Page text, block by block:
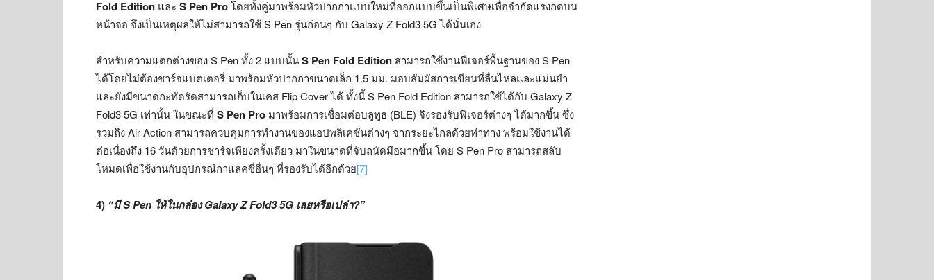
Fold Edition และ S Pen Proโดยทั้งคู่มาพร้อมหัวปากกาแบบใหม่ที่ออกแบบขึ้นเป็นพิเศษเพื่อจำกัดแรงกดบน
หน้าจอ จึงเป็นเหตุผลให้ไม่สามารถใช้ S Pen รุ่นก่อนๆ กับ Galaxy Z Fold3 5G ได้นั่นเอง
สำหรับความแตกต่างของ S Pen ทั้ง 2 แบบนั้นS Pen Fold Edition สามารถใช้งานฟีเจอร์พื้นฐานของ S Pen
ได้โดยไม่ต้องชาร์จแบตเตอรี่ มาพร้อมหัวปากกาขนาดเล็ก 1.5 มม. มอบสัมผัสการเขียนที่ลื่นไหลและแม่นยำ
และยังมีขนาดกะทัดรัดสามารถเก็บในเคส Flip Cover ได้ ทั้งนี้ S Pen Fold Edition สามารถใช้ได้กับ Galaxy Z
Fold3 5G เท่านั้น ในขณะที่ S Pen Pro มาพร้อมการเชื่อมต่อบลูทูธ (BLE) จึงรองรับฟีเจอร์ต่างๆ ได้มากขึ้น ซึ่ง
รวมถึง Air Action สามารถควบคุมการทำงานของแอปพลิเคชันต่างๆ จากระยะไกลด้วยท่าทาง พร้อมใช้งานได้
ต่อเนื่องถึง 16 วันด้วยการชาร์จเพียงครั้งเดียว มาในขนาดที่จับถนัดมือมากขึ้น โดย S Pen Pro สามารถสลับ
โหมดเพื่อใช้งานกับอุปกรณ์กาแลคซี่อื่นๆ ที่รองรับได้อีกด้วย[7]
4) “มี S Pen ให้ในกล่อง Galaxy Z Fold3 5G เลยหรือเปล่า?”